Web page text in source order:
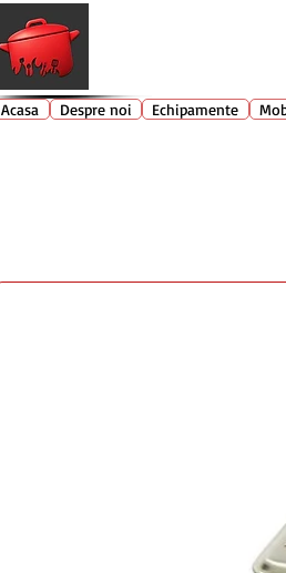
Acasa Despre noi Echipamente